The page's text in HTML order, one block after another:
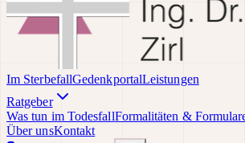
Im SterbefallGedenkportalLeistungen
Ratgeber
Was tun im TodesfallFormalitäten &
Über unsKontakt